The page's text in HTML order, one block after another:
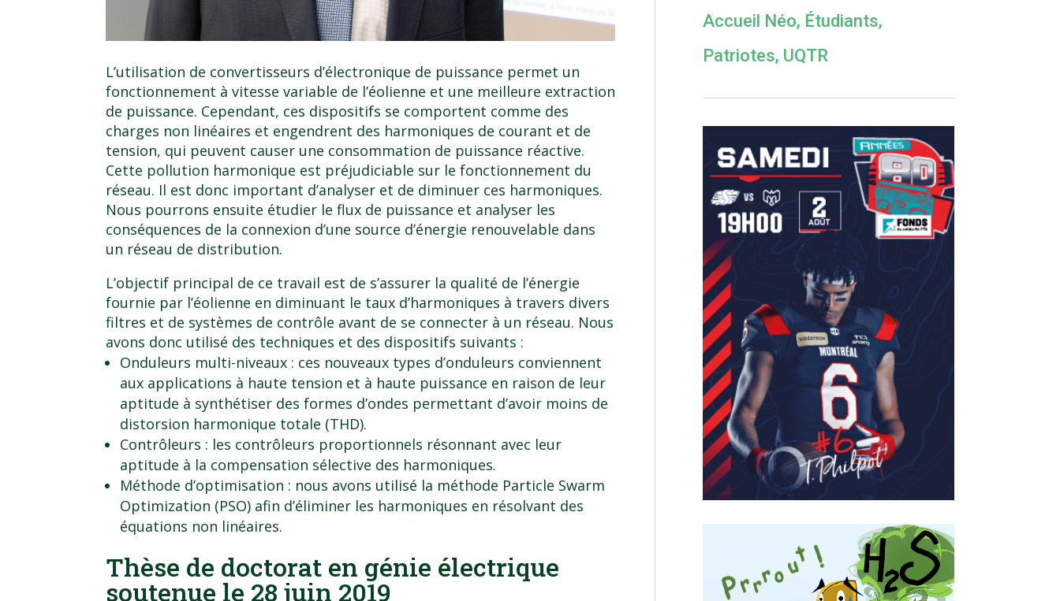
L’utilisation de convertisseurs d’électronique de puissance permet un
fonctionnement à vitesse variable de l’éolienne et une meilleure extraction
de puissance. Cependant, ces dispositifs se comportent comme des
charges non linéaires et engendrent des harmoniques de courant et de
tension, qui peuvent causer une consommation de puissance réactive.
Cette pollution harmonique est préjudiciable sur le fonctionnement du
réseau. Il est donc important d’analyser et de diminuer ces harmoniques.
Nous pourrons ensuite étudier le flux de puissance et analyser les
conséquences de la connexion d’une source d’énergie renouvelable dans
un réseau de distribution.
L’objectif principal de ce travail est de s’assurer la qualité de l’énergie
fournie par l’éolienne en diminuant le taux d’harmoniques à travers divers
filtres et de systèmes de contrôle avant de se connecter à un réseau. Nous
avons donc utilisé des techniques et des dispositifs suivants :
Onduleurs multi-niveaux : ces nouveaux types d’onduleurs conviennent
aux applications à haute tension et à haute puissance en raison de leur
aptitude à synthétiser des formes d’ondes permettant d’avoir moins de
distorsion harmonique totale (THD).
Contrôleurs : les contrôleurs proportionnels résonnant avec leur
aptitude à la compensation sélective des harmoniques.
Méthode d’optimisation : nous avons utilisé la méthode Particle Swarm
Optimization (PSO) afin d’éliminer les harmoniques en résolvant des
équations non linéaires.
Thèse de doctorat en génie électrique
soutenue le 28 juin 2019
Accueil Néo, Étudiants,
Patriotes, UQTR